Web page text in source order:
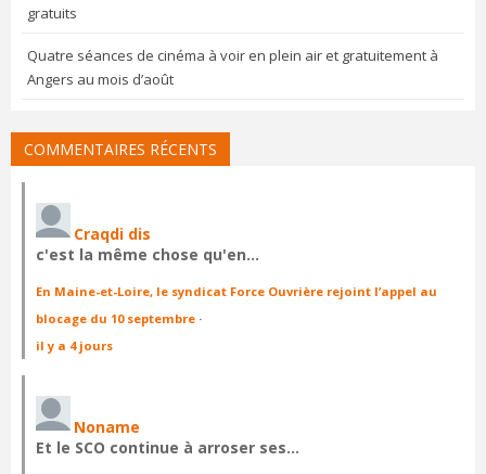
gratuits
Quatre séances de cinéma à voir en plein air et gratuitement à
Angers au mois d’août
COMMENTAIRES RÉCENTS
Craqdi dis
c'est la même chose qu'en…
En Maine-et-Loire, le syndicat Force Ouvrière rejoint l’appel au
blocage du 10 septembre ·
il y a 4 jours
Noname
Et le SCO continue à arroser ses…